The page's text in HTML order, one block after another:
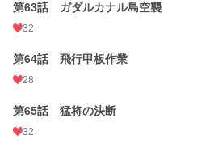
第63話 ガダルカナル島空襲
32
第64話 飛行甲板作業
28
第65話 猛将の決断
32